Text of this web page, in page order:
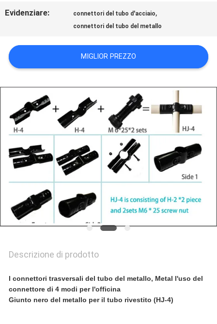
MAPPA
SITO
POLITICA
SULLA
PRIVACY
Evidenziare: connettori del tubo d'acciaio,
connettori del tubo del metallo
MIGLIOR PREZZO
Descrizione di prodotto
I connettori trasversali del tubo del metallo, Metal l'uso del
connettore di 4 modi per l'officina
Giunto nero del metallo per il tubo rivestito (HJ-4)